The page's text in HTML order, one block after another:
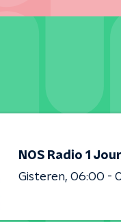
NOS Radio 1
Gisteren 06:00 -